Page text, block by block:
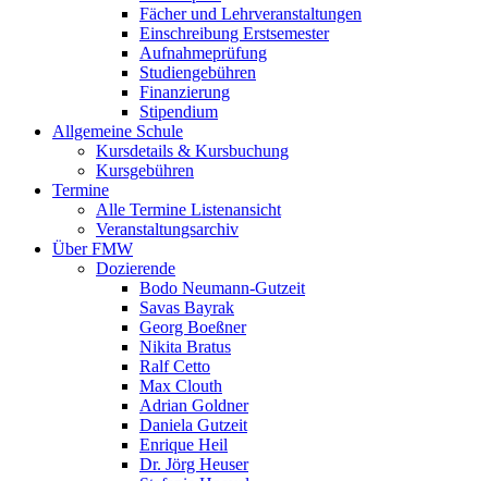
Fächer und Lehrveranstaltungen
Einschreibung Erstsemester
Aufnahmeprüfung
Studiengebühren
Finanzierung
Stipendium
Allgemeine Schule
Kursdetails & Kursbuchung
Kursgebühren
Termine
Alle Termine Listenansicht
Veranstaltungsarchiv
Über FMW
Dozierende
Bodo Neumann-Gutzeit
Savas Bayrak
Georg Boeßner
Nikita Bratus
Ralf Cetto
Max Clouth
Adrian Goldner
Daniela Gutzeit
Enrique Heil
Dr. Jörg Heuser